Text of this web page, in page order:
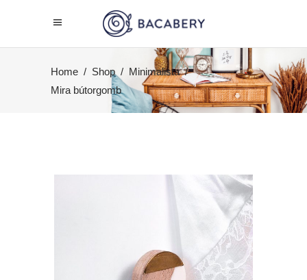
Home / Shop/ Minimalista/
Mira bútorgomb